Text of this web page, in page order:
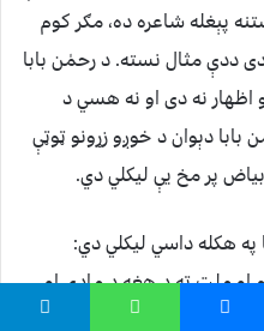
پېغله شاعره ده، مګر كوم
ددې مثال نسته. د رحمٰن بابا
اظهار نه دى او نه هسي د
دېوان د خوږو زړونو ټوټې
پر مخ يې ليكلي دي.
هكله داسي ليكلي دي:
او ملت ته د هغه د مادي او
وربخښي بلكي هغه